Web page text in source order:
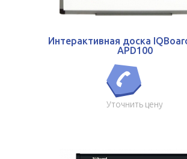
Интерактивная доска
APD100
Уточнить цену